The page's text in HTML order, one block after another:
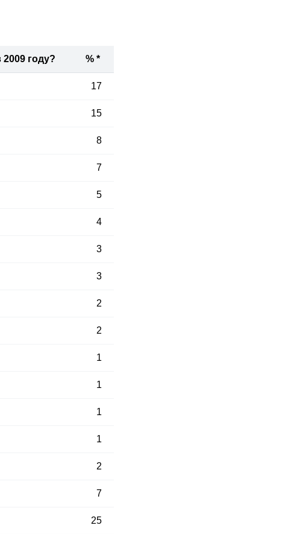
году? % *
17
15
8
7
5
4
3
3
2
2
1
1
1
1
2
7
25